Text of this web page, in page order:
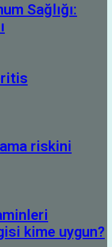
Sağlığı:
riskini
kime uygun?